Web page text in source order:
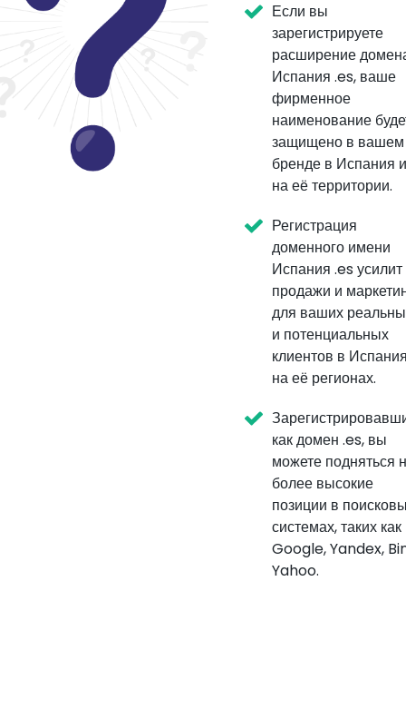
Если вы
зарегистрируете
расширение
Испания .es, ваше
фирменное
наименование
защищено в вашем
бренде в Испания и
на её территории.
Регистрация
доменного имени
Испания .es усилит
продажи и
для ваших
и потенциальных
клиентов в
на её регионах.
как домен .es, вы
можете подняться
более высокие
позиции в
системах, таких как
Google, Yandex,
Yahoo.